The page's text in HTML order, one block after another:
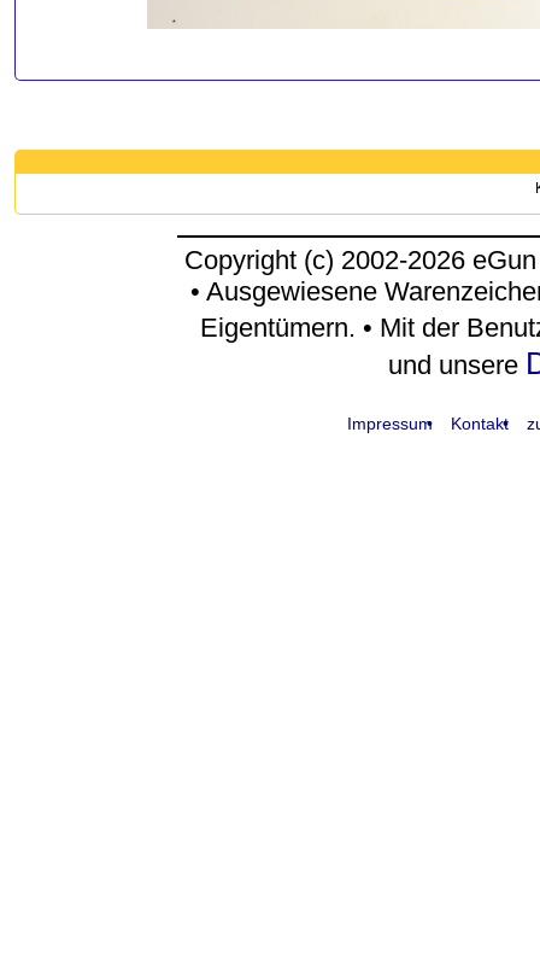
Copyright (c) 2002-2026
• Ausgewiesene
Eigentümern. • Mit der
und unsere
Impressum Kontakt